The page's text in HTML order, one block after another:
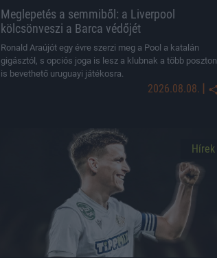
Meglepetés a semmiből: a Liverpool
kölcsönveszi a Barca védőjét
Ronald Araújót egy évre szerzi meg a Pool a katalán
gigásztól, s opciós joga is lesz a klubnak a több poszton
is bevethető uruguayi játékosra.
2026.08.08. |
Hírek